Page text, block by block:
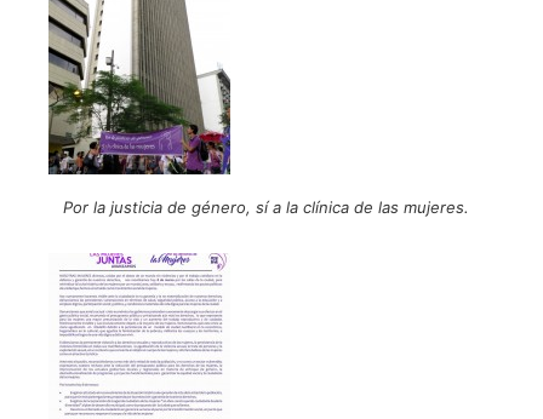
Por la justicia de género, sí a la clínica de las mujeres.